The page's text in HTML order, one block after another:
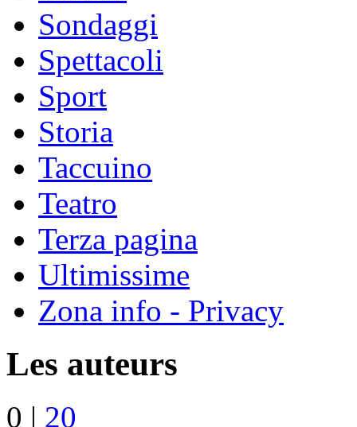
Sondaggi
Spettacoli
Sport
Storia
Taccuino
Teatro
Terza pagina
Ultimissime
Zona info - Privacy
Les auteurs
0 | 20